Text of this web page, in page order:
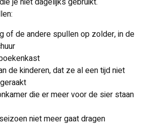
of de andere spullen op zolder, in de
de kinderen, dat ze al een tijd niet
die er meer voor de sier staan
niet meer gaat dragen